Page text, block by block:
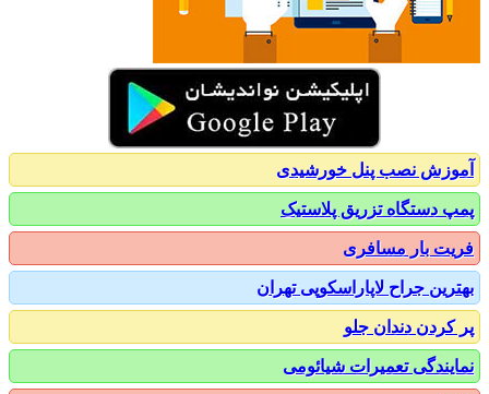
نصب پنل خورشیدی
دستگاه تزریق پلاستیک
بار مسافری
جراح لاپاراسکوپی تهران
دندان جلو
تعمیرات شیائومی